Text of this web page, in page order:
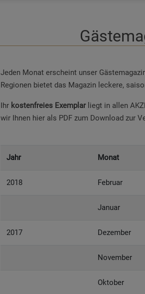
Jeden Monat erscheint unser
Regionen bietet das Magazin leckere,
Ihr kostenfreies Exemplarliegt in allen
wir Ihnen hier als PDF zum Download zur
Jahr Monat
2018 Februar
Januar
2017 Dezember
November
Oktober